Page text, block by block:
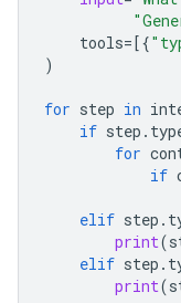
tools=[{
)
for step in
if step .
for
if
elif step .
print(
elif step .
print(